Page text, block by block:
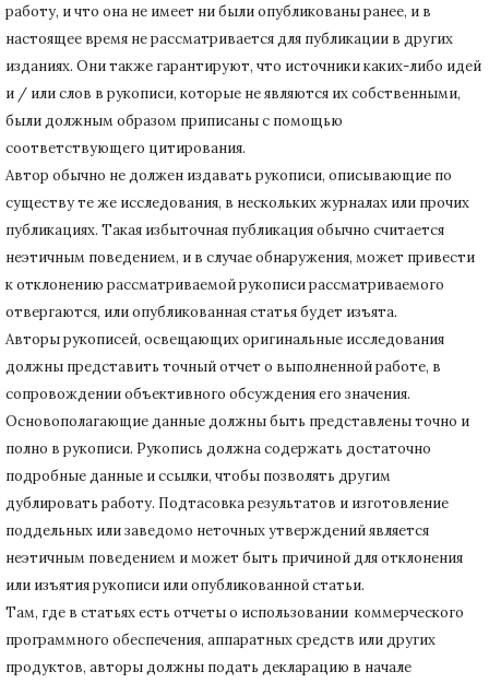
работу, и что она не имеет ни были опубликованы ранее, и в
настоящее время не рассматривается для публикации в других
изданиях. Они также гарантируют, что источники каких-либо идей
и / или слов в рукописи, которые не являются их собственными,
были должным образом приписаны с помощью
соответствующего цитирования.
Автор обычно не должен издавать рукописи, описывающие по
существу те же исследования, в нескольких журналах или прочих
публикациях. Такая избыточная публикация обычно считается
неэтичным поведением, и в случае обнаружения, может привести
к отклонению рассматриваемой рукописи рассматриваемого
отвергаются, или опубликованная статья будет изъята.
Авторы рукописей, освещающих оригинальные исследования
должны представить точный отчет о выполненной работе, в
сопровождении объективного обсуждения его значения.
Основополагающие данные должны быть представлены точно и
полно в рукописи. Рукопись должна содержать достаточно
подробные данные и ссылки, чтобы позволять другим
дублировать работу. Подтасовка результатов и изготовление
поддельных или заведомо неточных утверждений является
неэтичным поведением и может быть причиной для отклонения
или изъятия рукописи или опубликованной статьи.
Там, где в статьях есть отчеты о использовании коммерческого
программного обеспечения, аппаратных средств или других
продуктов, авторы должны подать декларацию в начале